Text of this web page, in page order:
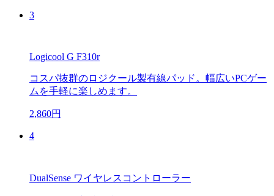
3
Logicool G F310r
コスパ抜群のロジクール製有線パッド。幅広いPCゲー
ムを手軽に楽しめます。
2,860円
4
DualSense ワイヤレスコントローラー